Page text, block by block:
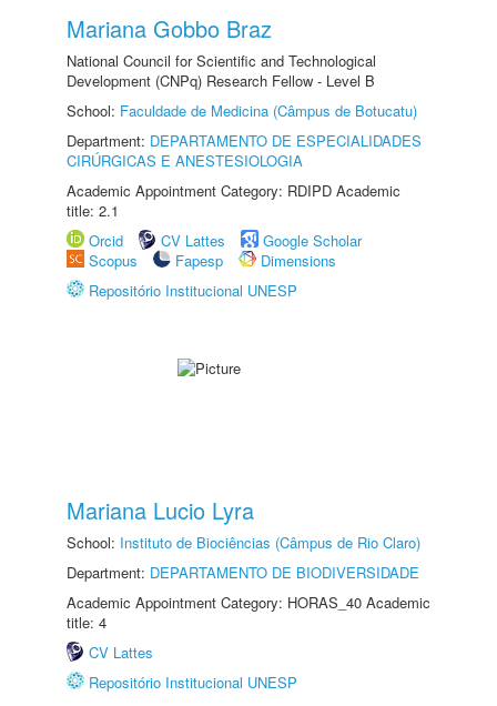
Mariana Gobbo Braz
National Council for Scientific and Technological
Development (CNPq) Research Fellow - Level B
School: Faculdade de Medicina (Câmpus de Botucatu)
Department: DEPARTAMENTO DE ESPECIALIDADES
CIRÚRGICAS E ANESTESIOLOGIA
Academic Appointment Category: RDIPD Academic
title: 2.1
Orcid
CV Lattes
Google Scholar
Scopus
Fapesp
Dimensions
Repositório Institucional UNESP
Mariana Lucio Lyra
School: Instituto de Biociências (Câmpus de Rio Claro)
Department: DEPARTAMENTO DE BIODIVERSIDADE
Academic Appointment Category: HORAS_40 Academic
title: 4
CV Lattes
Repositório Institucional UNESP